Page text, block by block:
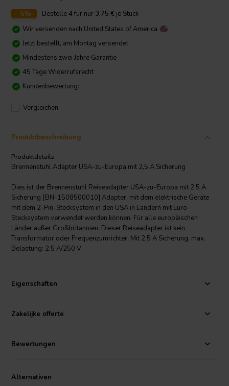
-5% Bestelle4 für nur 3,75 € je Stück
Wir versenden nach United States of America
Jetzt bestellt, am Montag versendet
Mindestens zwei Jahre Garantie
45 Tage Widerrufsrecht
Kundenbewertung:
Vergleichen
Produktbeschreibung
Produktdetails
Brennenstuhl Adapter USA-zu-Europa mit 2,5 A Sicherung
Dies ist der Brennenstuhl Reiseadapter USA-zu-Europa mit 2,5 A
Sicherung [BN-1508500010] Adapter, mit dem elektrische Geräte
mit dem 2-Pin-Stecksystem in den USA in Ländern mit Euro-
Stecksystem verwendet werden können. Für alle europäischen
Länder außer Großbritannien. Dieser Reiseadapter ist kein
Transformator oder Frequenzumrichter. Mit 2,5 A Sicherung. max.
Belastung: 2,5 A/250 V
Eigenschaften
Zakelijke offerte
Bewertungen
Alternativen